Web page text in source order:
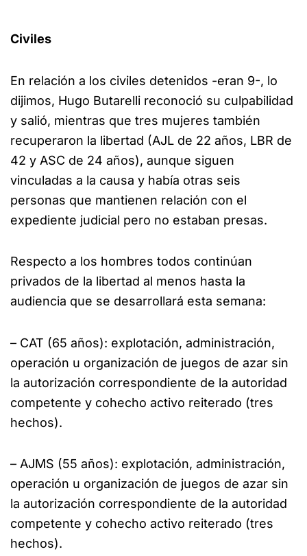
Civiles
En relación a los civiles detenidos -eran 9-, lo
dijimos, Hugo Butarelli reconoció su culpabilidad
y salió, mientras que tres mujeres también
recuperaron la libertad (AJL de 22 años, LBR de
42 y ASC de 24 años), aunque siguen
vinculadas a la causa y había otras seis
personas que mantienen relación con el
expediente judicial pero no estaban presas.
Respecto a los hombres todos continúan
privados de la libertad al menos hasta la
audiencia que se desarrollará esta semana:
– CAT (65 años): explotación, administración,
operación u organización de juegos de azar sin
la autorización correspondiente de la autoridad
competente y cohecho activo reiterado (tres
hechos).
– AJMS (55 años): explotación, administración,
operación u organización de juegos de azar sin
la autorización correspondiente de la autoridad
competente y cohecho activo reiterado (tres
hechos).